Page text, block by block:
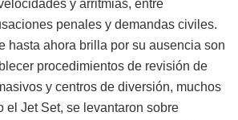
y arritmias, entre
penales y demandas civiles.
hasta ahora brilla por su ausencia son
procedimientos de revisión de
y centros de diversión, muchos
el Jet Set, se levantaron sobre